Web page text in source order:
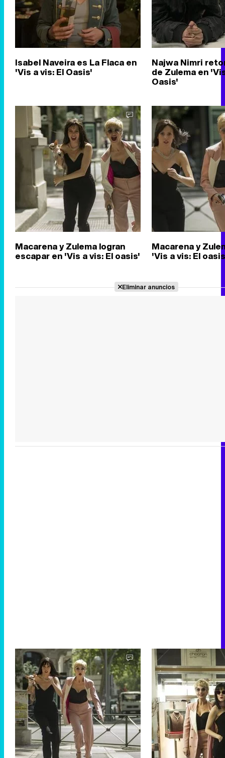
Isabel Naveira es La Flaca en
'Vis a vis: El Oasis'
Najwa Nimri
de Zulema en
Oasis'
Macarena y Zulema logran
escapar en 'Vis a vis: El oasis'
Macarena y
'Vis a vis: El
Eliminar anuncios